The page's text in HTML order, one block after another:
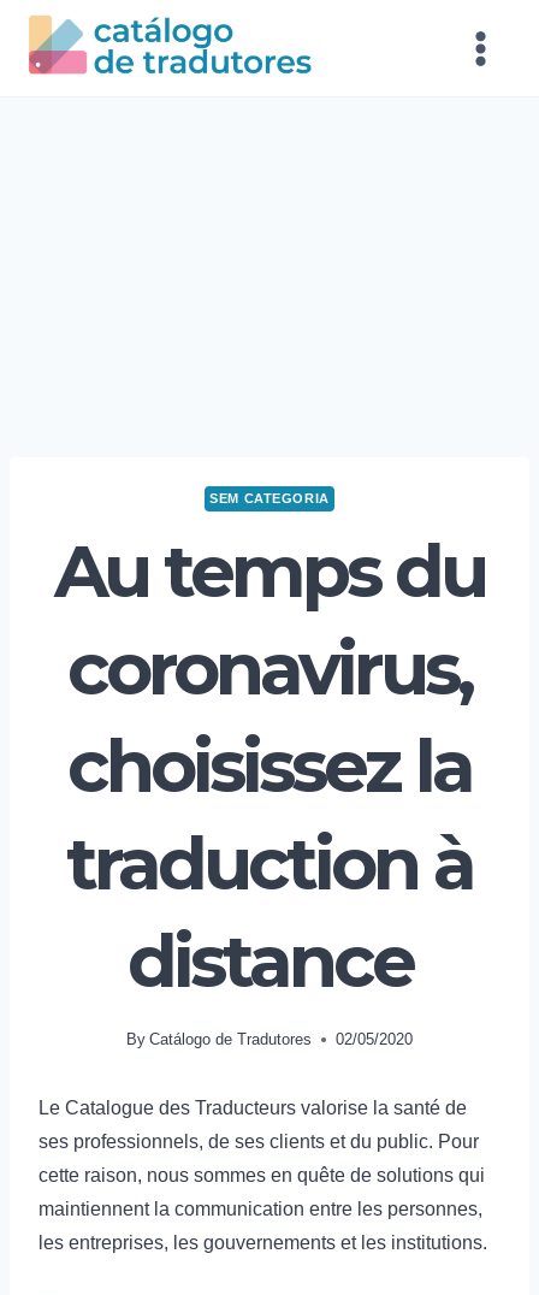
SEM CATEGORIA
Au temps du
coronavirus,
choisissez la
traduction à
distance
By Catálogo de Tradutores 02/05/2020
Le Catalogue des Traducteurs valorise la santé de
ses professionnels, de ses clients et du public. Pour
cette raison, nous sommes en quête de solutions qui
maintiennent la communication entre les personnes,
les entreprises, les gouvernements et les institutions.